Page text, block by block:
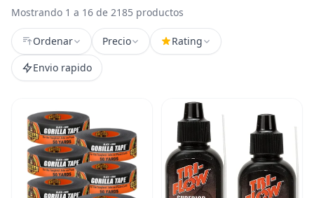
Mostrando 1 a 16 de 2185 productos
Ordenar Precio
Rating
Envio rapido